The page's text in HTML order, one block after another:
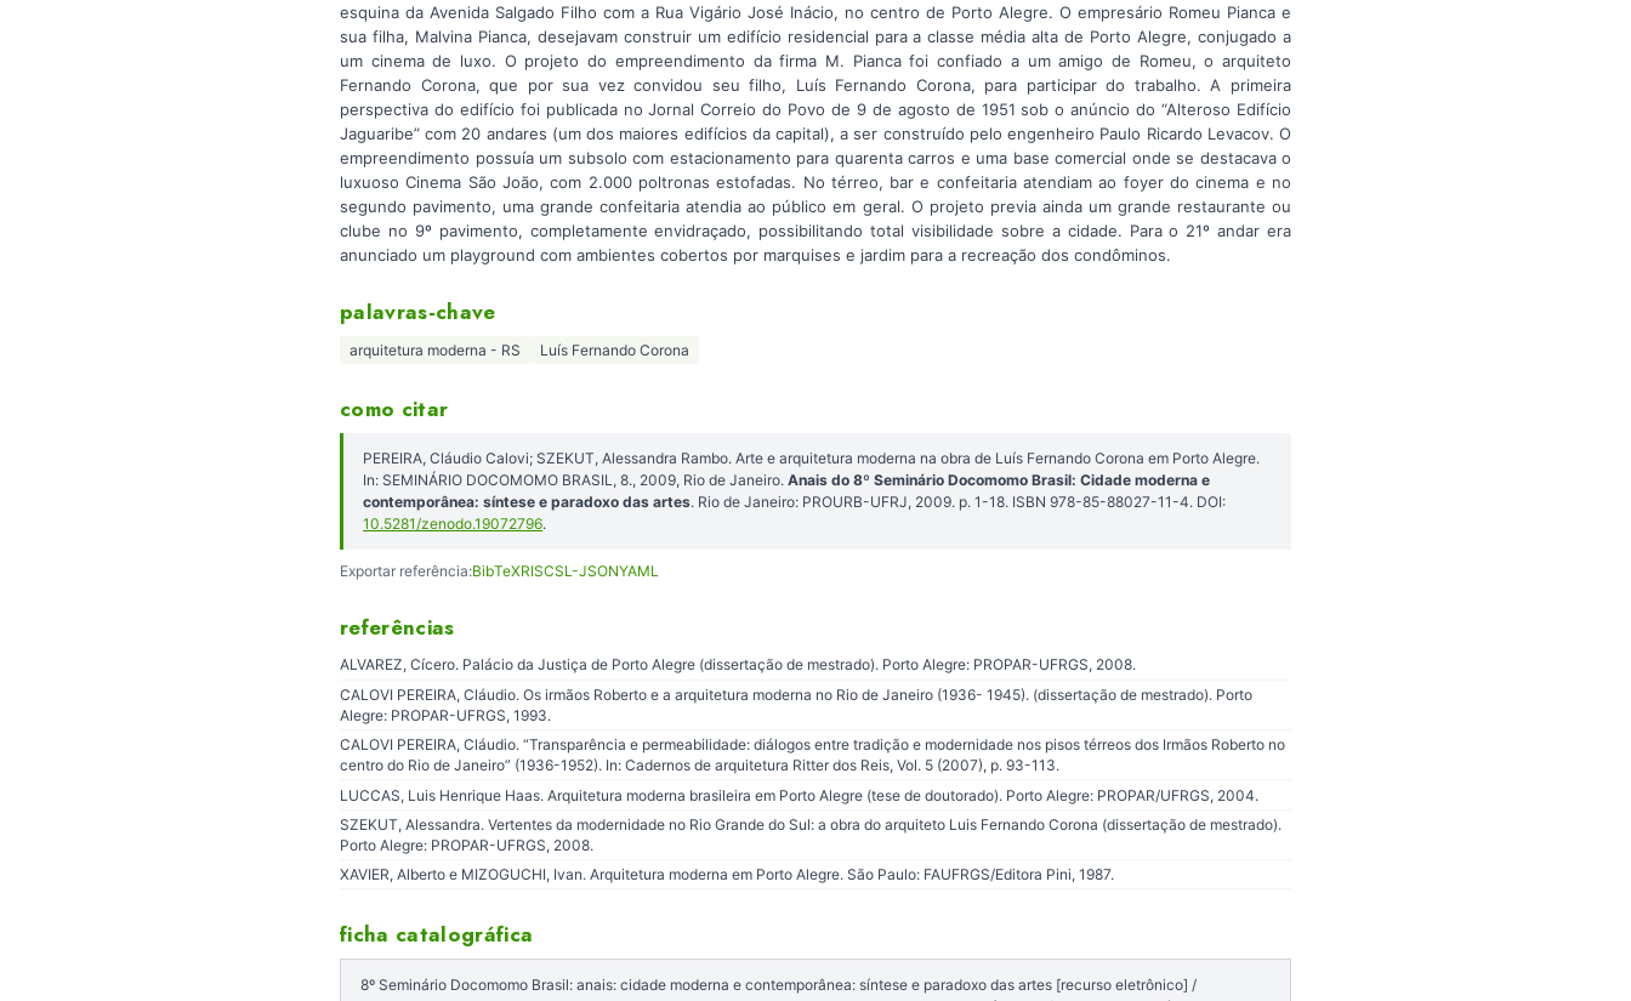
esquina da Avenida Salgado Filho com a Rua Vigário José Inácio, no centro de Porto Alegre. O empresário Romeu Pianca e
sua filha, Malvina Pianca, desejavam construir um edifício residencial para a classe média alta de Porto Alegre, conjugado a
um cinema de luxo. O projeto do empreendimento da firma M. Pianca foi confiado a um amigo de Romeu, o arquiteto
Fernando Corona, que por sua vez convidou seu filho, Luís Fernando Corona, para participar do trabalho. A primeira
perspectiva do edifício foi publicada no Jornal Correio do Povo de 9 de agosto de 1951 sob o anúncio do “Alteroso Edifício
Jaguaribe” com 20 andares (um dos maiores edifícios da capital), a ser construído pelo engenheiro Paulo Ricardo Levacov. O
empreendimento possuía um subsolo com estacionamento para quarenta carros e uma base comercial onde se destacava o
luxuoso Cinema São João, com 2.000 poltronas estofadas. No térreo, bar e confeitaria atendiam ao foyer do cinema e no
segundo pavimento, uma grande confeitaria atendia ao público em geral. O projeto previa ainda um grande restaurante ou
clube no 9º pavimento, completamente envidraçado, possibilitando total visibilidade sobre a cidade. Para o 21º andar era
anunciado um playground com ambientes cobertos por marquises e jardim para a recreação dos condôminos.
palavras-chave
arquitetura moderna - RS Luís Fernando Corona
como citar
PEREIRA, Cláudio Calovi; SZEKUT, Alessandra Rambo. Arte e arquitetura moderna na obra de Luís Fernando Corona em Porto Alegre.
In: SEMINÁRIO DOCOMOMO BRASIL, 8., 2009, Rio de Janeiro. Anais do 8º Seminário Docomomo Brasil: Cidade moderna e
contemporânea: síntese e paradoxo das artes. Rio de Janeiro: PROURB-UFRJ, 2009. p. 1-18. ISBN 978-85-88027-11-4. DOI:
10.5281/zenodo.19072796.
Exportar referência:BibTeXRISCSL-JSONYAML
referências
ALVAREZ, Cícero. Palácio da Justiça de Porto Alegre (dissertação de mestrado). Porto Alegre: PROPAR-UFRGS, 2008.
CALOVI PEREIRA, Cláudio. Os irmãos Roberto e a arquitetura moderna no Rio de Janeiro (1936- 1945). (dissertação de mestrado). Porto
Alegre: PROPAR-UFRGS, 1993.
CALOVI PEREIRA, Cláudio. “Transparência e permeabilidade: diálogos entre tradição e modernidade nos pisos térreos dos Irmãos Roberto no
centro do Rio de Janeiro” (1936-1952). In: Cadernos de arquitetura Ritter dos Reis, Vol. 5 (2007), p. 93-113.
LUCCAS, Luis Henrique Haas. Arquitetura moderna brasileira em Porto Alegre (tese de doutorado). Porto Alegre: PROPAR/UFRGS, 2004.
SZEKUT, Alessandra. Vertentes da modernidade no Rio Grande do Sul: a obra do arquiteto Luis Fernando Corona (dissertação de mestrado).
Porto Alegre: PROPAR-UFRGS, 2008.
XAVIER, Alberto e MIZOGUCHI, Ivan. Arquitetura moderna em Porto Alegre. São Paulo: FAUFRGS/Editora Pini, 1987.
ficha catalográfica
8º Seminário Docomomo Brasil: anais: cidade moderna e contemporânea: síntese e paradoxo das artes [recurso eletrônico] /